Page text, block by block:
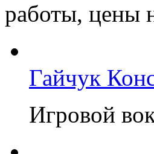
работы, цены
Гайчук
Игровой